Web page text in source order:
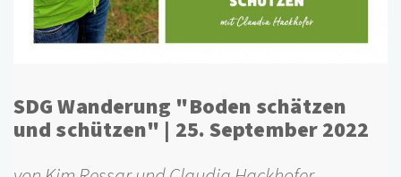
SDG Wanderung "Boden schätzen
und schützen" | 25. September 2022